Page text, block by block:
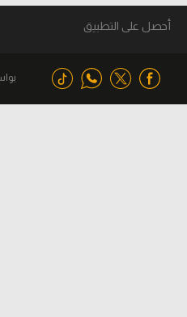
أحصل على التطبيق